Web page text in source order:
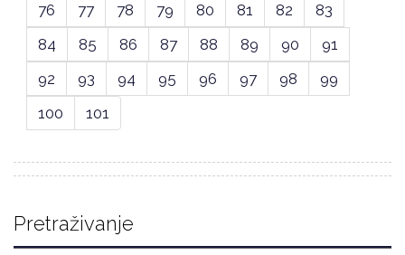
76
77 78 79 80 81 82
83
84
85 86 87 88 89 90
91
92
93 94 95 96 97 98
99
100
101
Pretraživanje